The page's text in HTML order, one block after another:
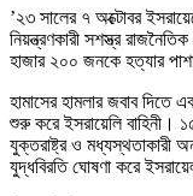
’২৩ সালের ৭ অক্টোবর
নিয়ন্ত্রণকারী সশস্ত্র
হাজার ২০০ জনকে হত্যার
হামাসের হামলার জবাব দিতে
শুরু করে ইসরায়েলি বাহিনী।
যুক্তরাষ্ট্র ও মধ্যস্থতাকারী
যুদ্ধবিরতি ঘোষণা করে